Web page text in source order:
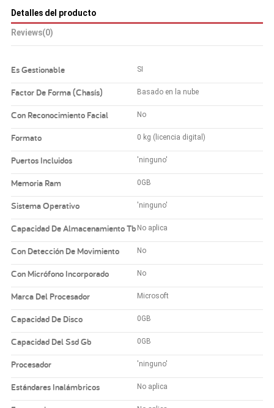
Detalles del producto
Reviews(0)
Es Gestionable SI
Factor De Forma (Chasís) Basado en la nube
Con Reconocimiento Facial No
Formato 0 kg (licencia digital)
Puertos Incluidos 'ninguno'
Memoria Ram 0GB
Sistema Operativo 'ninguno'
Capacidad De Almacenamiento Tb No aplica
Con Detección De Movimiento No
Con Micrófono Incorporado No
Marca Del Procesador Microsoft
Capacidad De Disco 0GB
Capacidad Del Ssd Gb 0GB
Procesador 'ninguno'
Estándares Inalámbricos No aplica